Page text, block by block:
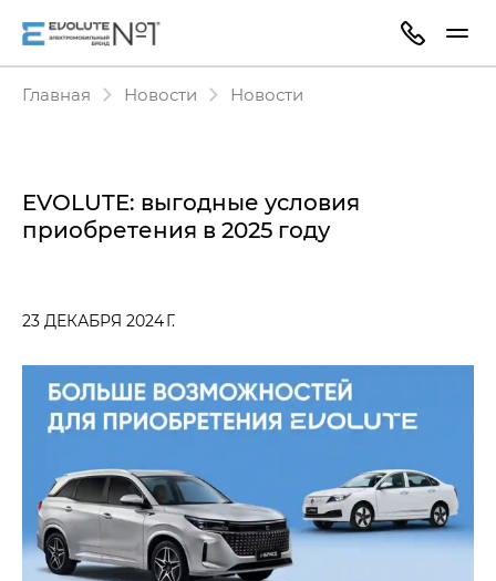
Главная Новости Новости
EVOLUTE: выгодные условия
приобретения в 2025 году
23 ДЕКАБРЯ 2024 Г.